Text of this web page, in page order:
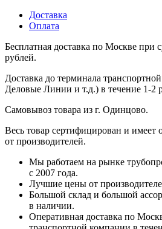
Доставка
Оплата
Бесплатная доставка по Москве при
рублей.
Доставка до терминала
Деловые Линии и т.д.) в течение 1-2
Самовывоз товара из г. Одинцово.
Весь товар сертифицирован и
от производителей.
Мы работаем на рынке
с 2007 года.
Лучшие цены от
Большой склад и большой
в наличии.
Оперативная доставка по